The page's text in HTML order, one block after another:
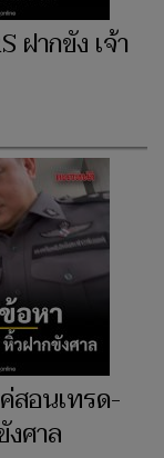
ฝากขัง เจ้า
สอนเทรด-
ศาล